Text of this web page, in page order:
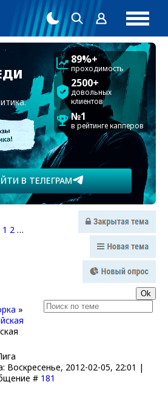
89%+
проходимость
2500+
довольных
клиентов
№1
в рейтинге капперов
В ТЕЛЕГРАМ
1 2 …
»
Воскресенье, 2012-02-05, 22:01 |
# 181